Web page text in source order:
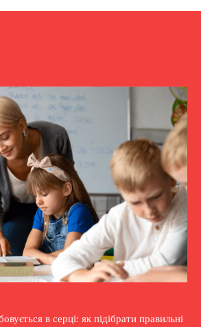
в серці: як підібрати правильні